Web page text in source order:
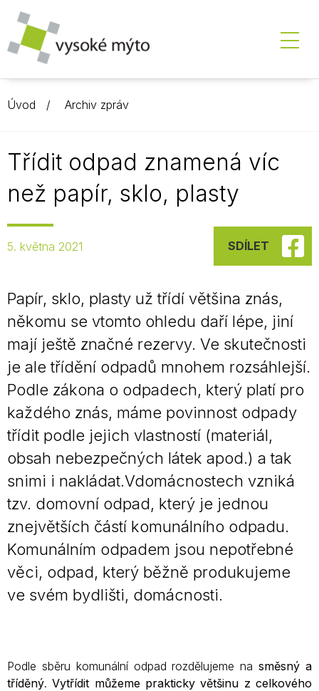
Úvod Archiv zpráv
Třídit odpad znamená víc
než papír, sklo, plasty
5. května 2021 SDÍLET
Papír, sklo, plasty už třídí většina znás,
někomu se vtomto ohledu daří lépe, jiní
mají ještě značné rezervy. Ve skutečnosti
je ale třídění odpadů mnohem rozsáhlejší.
Podle zákona o odpadech, který platí pro
každého znás, máme povinnost odpady
třídit podle jejich vlastností (materiál,
obsah nebezpečných látek apod.) a tak
snimi i nakládat.Vdomácnostech vzniká
tzv. domovní odpad, který je jednou
znejvětších částí komunálního odpadu.
Komunálním odpadem jsou nepotřebné
věci, odpad, který běžně produkujeme
ve svém bydlišti, domácnosti.
Podle sběru komunální odpad rozdělujeme nasměsný a
tříděný.Vytřídit můžeme prakticky většinu z celkového